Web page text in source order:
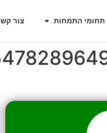
תחומי התמחות צור